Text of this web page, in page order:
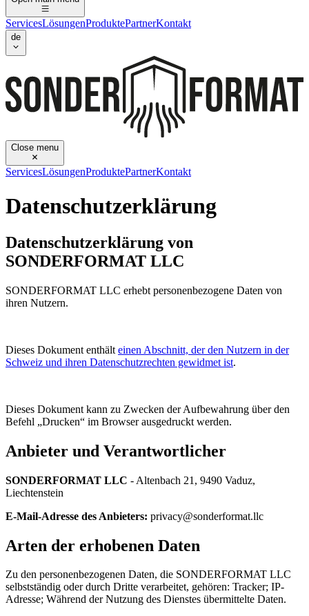
ServicesLösungenProduktePartnerKontakt
de
Close menu
ServicesLösungenProduktePartnerKontakt
Datenschutzerklärung
Datenschutzerklärung von
SONDERFORMAT LLC
SONDERFORMAT LLC erhebt personenbezogene Daten von
ihren Nutzern.
Dieses Dokument enthält einen Abschnitt, der den Nutzern in der
Schweiz und ihren Datenschutzrechten gewidmet ist.
Dieses Dokument kann zu Zwecken der Aufbewahrung über den
Befehl „Drucken“ im Browser ausgedruckt werden.
Anbieter und Verantwortlicher
SONDERFORMAT LLC - Altenbach 21, 9490 Vaduz,
Liechtenstein
E-Mail-Adresse des Anbieters: privacy@sonderformat.llc
Arten der erhobenen Daten
Zu den personenbezogenen Daten, die SONDERFORMAT LLC
selbstständig oder durch Dritte verarbeitet, gehören: Tracker; IP-
Adresse; Während der Nutzung des Dienstes übermittelte Daten.